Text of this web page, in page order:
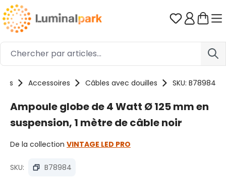
Passer au contenu principal Vous avez
Accessoires Câbles avec douilles SKU: B78984
Ampoule globe de 4 Watt Ø 125 mm en
suspension, 1 mètre de câble noir
De la collection VINTAGE LED PRO
SKU: B78984